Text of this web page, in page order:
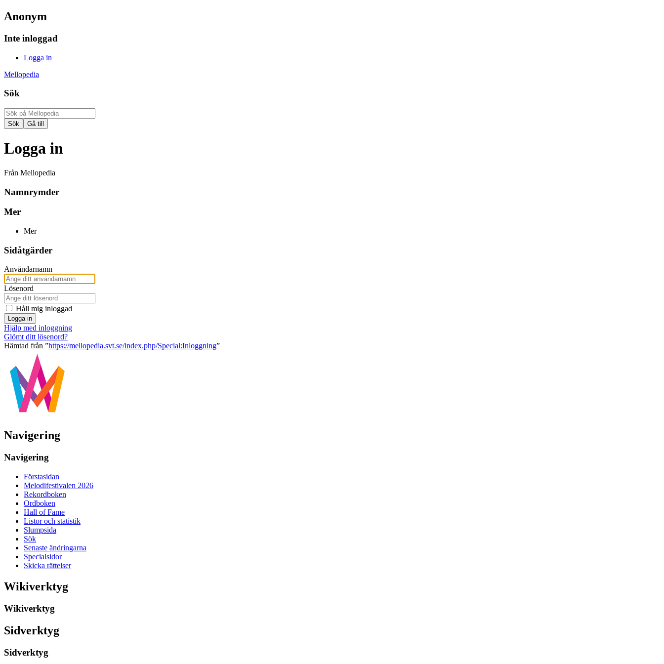
Anonym
Inte inloggad
Logga in
Mellopedia
Sök
Logga in
Från Mellopedia
Namnrymder
Mer
Mer
Sidåtgärder
Användarnamn
Lösenord
Håll mig inloggad
Logga in
Hjälp med inloggning
Glömt ditt lösenord?
Hämtad från ”https://mellopedia.svt.se/index.php/Special:Inloggning”
Navigering
Navigering
Förstasidan
Melodifestivalen 2026
Rekordboken
Ordboken
Hall of Fame
Listor och statistik
Slumpsida
Sök
Senaste ändringarna
Specialsidor
Skicka rättelser
Wikiverktyg
Wikiverktyg
Sidverktyg
Sidverktyg